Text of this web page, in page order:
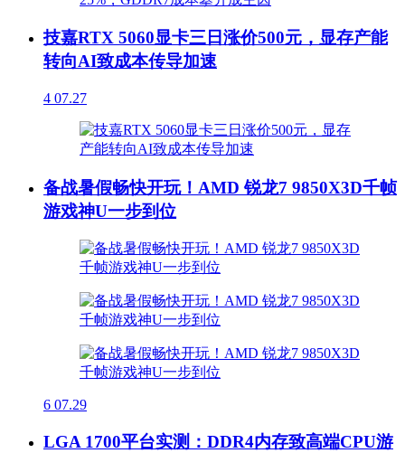
技嘉RTX 5060显卡三日涨价500元，显存产能
转向AI致成本传导加速
4 07.27
备战暑假畅快开玩！AMD 锐龙7 9850X3D千帧
游戏神U一步到位
6 07.29
LGA 1700平台实测：DDR4内存致高端CPU游